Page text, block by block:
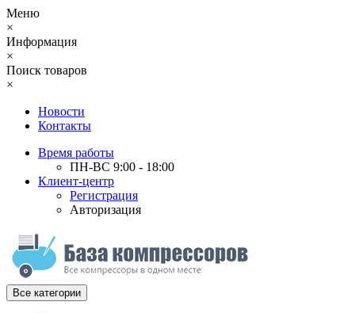
Меню
×
Информация
×
Поиск товаров
×
Новости
Контакты
Время работы
ПН-ВС 9:00 - 18:00
Клиент-центр
Регистрация
Авторизация
Все категории